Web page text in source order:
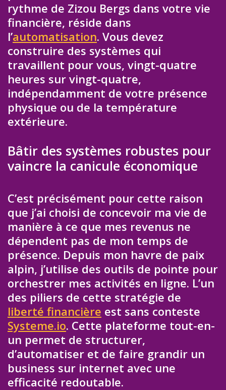
rythme de Zizou Bergs dans votre vie
financière, réside dans
l’automatisation. Vous devez
construire des systèmes qui
travaillent pour vous, vingt-quatre
heures sur vingt-quatre,
indépendamment de votre présence
physique ou de la température
extérieure.
Bâtir des systèmes robustes pour
vaincre la canicule économique
C’est précisément pour cette raison
que j’ai choisi de concevoir ma vie de
manière à ce que mes revenus ne
dépendent pas de mon temps de
présence. Depuis mon havre de paix
alpin, j’utilise des outils de pointe pour
orchestrer mes activités en ligne. L’un
des piliers de cette stratégie de
liberté financière est sans conteste
Systeme.io. Cette plateforme tout-en-
un permet de structurer,
d’automatiser et de faire grandir un
business sur internet avec une
efficacité redoutable.